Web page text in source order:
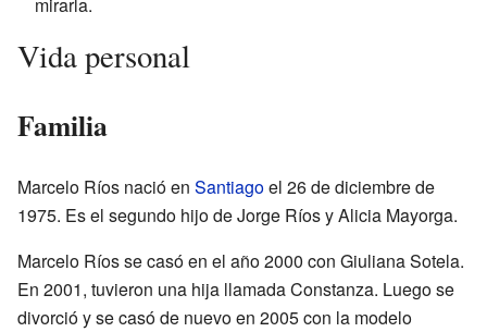
mirarla.
Vida personal
Familia
Marcelo Ríos nació en Santiagoel 26 de diciembre de
1975. Es el segundo hijo de Jorge Ríos y Alicia Mayorga.
Marcelo Ríos se casó en el año 2000 con Giuliana Sotela.
En 2001, tuvieron una hija llamada Constanza. Luego se
divorció y se casó de nuevo en 2005 con la modelo